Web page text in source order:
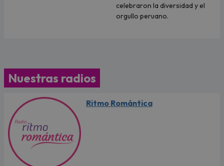
celebraron la diversidad y el
orgullo peruano.
Nuestras radios
Ritmo Romántica